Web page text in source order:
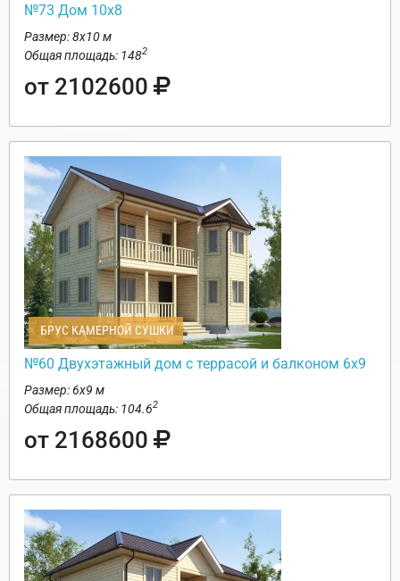
№73 Дом 10х8
Размер: 8х10 м
Общая площадь: 1482
от 2102600
БРУС КАМЕРНОЙ СУШКИ
№60 Двухэтажный дом с террасой и балконом 6х9
Размер: 6х9 м
Общая площадь: 104.62
от 2168600